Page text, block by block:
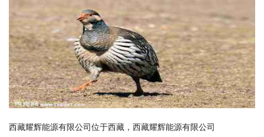
西藏耀辉能源有限公司位于西藏，西藏耀辉能源有限公司